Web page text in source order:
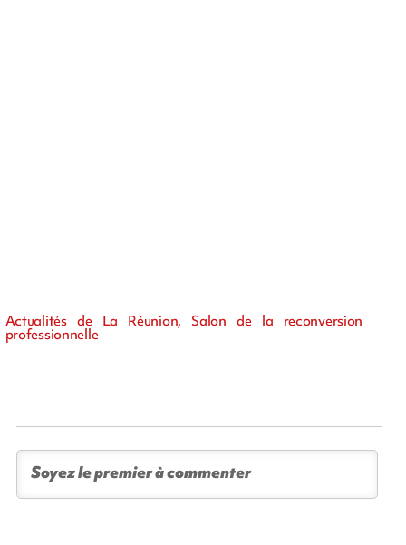
Actualités de La Réunion, Salon de la reconversion
professionnelle